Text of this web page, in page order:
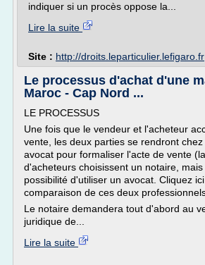
indiquer si un procès oppose la...
Lire la suite
Site : http://droits.leparticulier.lefigaro.fr
Le processus d'achat d'une
Maroc - Cap Nord ...
LE PROCESSUS
Une fois que le vendeur et l'acheteur
vente, les deux parties se rendront
avocat pour formaliser l'acte de vente
d'acheteurs choisissent un notaire, mais
possibilité d'utiliser un avocat. Cliquez
comparaison de ces deux
Le notaire demandera tout d'abord au
juridique de...
Lire la suite